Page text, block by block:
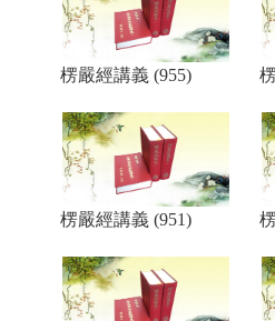
楞嚴經講義 (955)
楞嚴經講義 (951)